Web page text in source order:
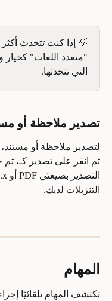
💡 إذا كنت تتحدث
التي تتحدثها.
تصدير ملاحظة أو
لتصدير ملاحظة أو مستند،
التنزيلات لديك.
المهام
تكتشف المهام تلقائيًا